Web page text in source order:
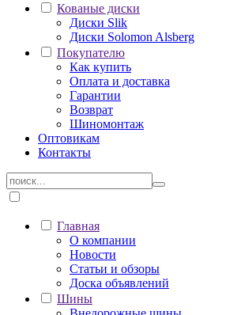
Кованые диски
Диски Slik
Диски Solomon Alsberg
Покупателю
Как купить
Оплата и доставка
Гарантии
Возврат
Шиномонтаж
Оптовикам
Контакты
Главная
О компании
Новости
Статьи и обзоры
Доска объявлений
Шины